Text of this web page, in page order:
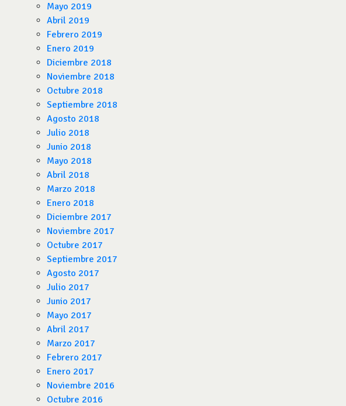
Mayo 2019
Abril 2019
Febrero 2019
Enero 2019
Diciembre 2018
Noviembre 2018
Octubre 2018
Septiembre 2018
Agosto 2018
Julio 2018
Junio 2018
Mayo 2018
Abril 2018
Marzo 2018
Enero 2018
Diciembre 2017
Noviembre 2017
Octubre 2017
Septiembre 2017
Agosto 2017
Julio 2017
Junio 2017
Mayo 2017
Abril 2017
Marzo 2017
Febrero 2017
Enero 2017
Noviembre 2016
Octubre 2016